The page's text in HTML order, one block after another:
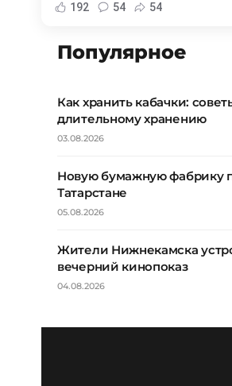
192 54 54
Популярное
Как хранить кабачки:
длительному хранению
03.08.2026
Новую бумажную фабрику
Татарстане
05.08.2026
Жители Нижнекамска
вечерний кинопоказ
04.08.2026